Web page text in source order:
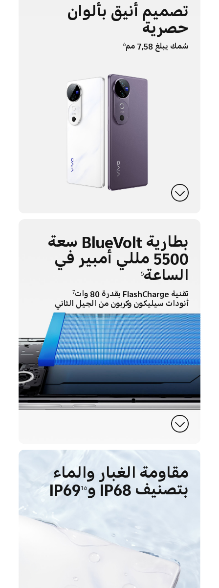
تصميم أنيق بألوان
حصرية
سُمك يبلغ 7,58 مم 6
بطارية BlueVolt سعة
5500 مللي أمبير في
الساعة5
تقنية FlashCharge بقدرة 80 وات 7
أنودات سيليكون وكربون من الجيل الثاني
مقاومة الغبار والماء
بتصنيف IP68 وIP69 16